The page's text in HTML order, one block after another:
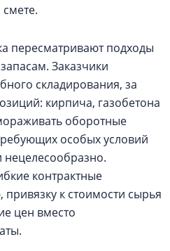
пересматривают подходы
Заказчики
складирования, за
кирпича, газобетона
оборотные
особых условий
контрактные
к стоимости сырья
цен вместо